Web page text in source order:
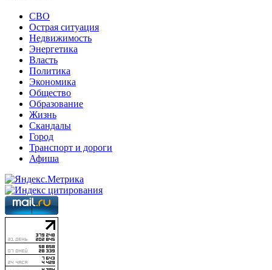
СВО
Острая ситуация
Недвижимость
Энергетика
Власть
Политика
Экономика
Общество
Образование
Жизнь
Скандалы
Город
Транспорт и дороги
Афиша